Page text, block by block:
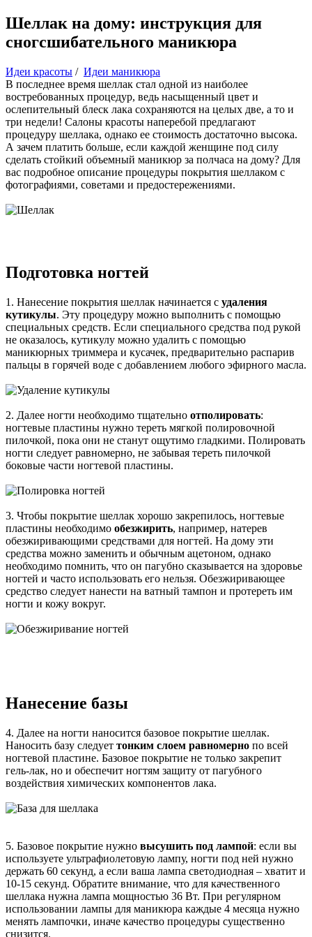
Шеллак на дому: инструкция для
сногсшибательного маникюра
Идеи красоты / Идеи маникюра
В последнее время шеллак стал одной из наиболее
востребованных процедур, ведь насыщенный цвет и
ослепительный блеск лака сохраняются на целых две, а то и
три недели! Салоны красоты наперебой предлагают
процедуру шеллака, однако ее стоимость достаточно высока.
А зачем платить больше, если каждой женщине под силу
сделать стойкий объемный маникюр за полчаса на дому? Для
вас подробное описание процедуры покрытия шеллаком с
фотографиями, советами и предостережениями.
Подготовка ногтей
1. Нанесение покрытия шеллак начинается с удаления
кутикулы. Эту процедуру можно выполнить с помощью
специальных средств. Если специального средства под рукой
не оказалось, кутикулу можно удалить с помощью
маникюрных триммера и кусачек, предварительно распарив
пальцы в горячей воде с добавлением любого эфирного масла.
2. Далее ногти необходимо тщательно отполировать:
ногтевые пластины нужно тереть мягкой полировочной
пилочкой, пока они не станут ощутимо гладкими. Полировать
ногти следует равномерно, не забывая тереть пилочкой
боковые части ногтевой пластины.
3. Чтобы покрытие шеллак хорошо закрепилось, ногтевые
пластины необходимо обезжирить, например, натерев
обезжиривающими средствами для ногтей. На дому эти
средства можно заменить и обычным ацетоном, однако
необходимо помнить, что он пагубно сказывается на здоровье
ногтей и часто использовать его нельзя. Обезжиривающее
средство следует нанести на ватный тампон и протереть им
ногти и кожу вокруг.
Нанесение базы
4. Далее на ногти наносится базовое покрытие шеллак.
Наносить базу следует тонким слоем равномерно по всей
ногтевой пластине. Базовое покрытие не только закрепит
гель-лак, но и обеспечит ногтям защиту от пагубного
воздействия химических компонентов лака.
5. Базовое покрытие нужно высушить под лампой: если вы
используете ультрафиолетовую лампу, ногти под ней нужно
держать 60 секунд, а если ваша лампа светодиодная – хватит и
10-15 секунд. Обратите внимание, что для качественного
шеллака нужна лампа мощностью 36 Вт. При регулярном
использовании лампы для маникюра каждые 4 месяца нужно
менять лампочки, иначе качество процедуры существенно
снизится.